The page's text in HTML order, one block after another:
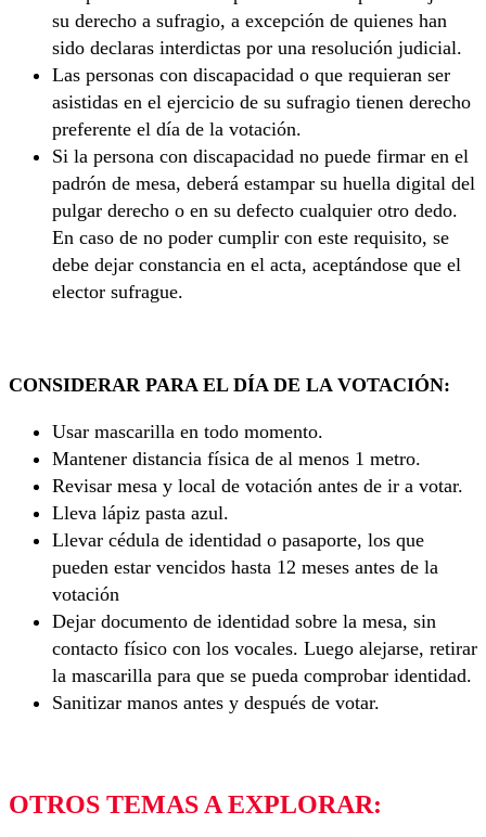
su derecho a sufragio, a excepción de quienes han
sido declaras interdictas por una resolución judicial.
Las personas con discapacidad o que requieran ser
asistidas en el ejercicio de su sufragio tienen derecho
preferente el día de la votación.
Si la persona con discapacidad no puede firmar en el
padrón de mesa, deberá estampar su huella digital del
pulgar derecho o en su defecto cualquier otro dedo.
En caso de no poder cumplir con este requisito, se
debe dejar constancia en el acta, aceptándose que el
elector sufrague.
CONSIDERAR PARA EL DÍA DE LA VOTACIÓN:
Usar mascarilla en todo momento.
Mantener distancia física de al menos 1 metro.
Revisar mesa y local de votación antes de ir a votar.
Lleva lápiz pasta azul.
Llevar cédula de identidad o pasaporte, los que
pueden estar vencidos hasta 12 meses antes de la
votación
Dejar documento de identidad sobre la mesa, sin
contacto físico con los vocales. Luego alejarse, retirar
la mascarilla para que se pueda comprobar identidad.
Sanitizar manos antes y después de votar.
OTROS TEMAS A EXPLORAR: